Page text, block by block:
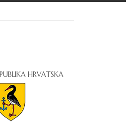
HRVATSKA